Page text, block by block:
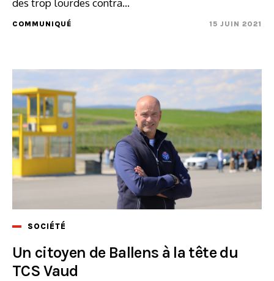
des trop lourdes contra...
COMMUNIQUÉ 15 JUIN 2021
SOCIÉTÉ
Un citoyen de Ballens à la tête du
TCS Vaud